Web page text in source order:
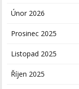
Únor 2026
Prosinec 2025
Listopad 2025
Říjen 2025